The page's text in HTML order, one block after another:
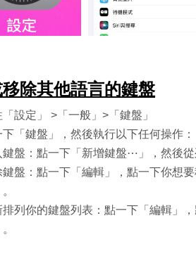
除其他語言的鍵盤
設定」
>「一般」>「鍵盤」
下「鍵盤」，然後執行以下任何操作：
鍵盤：點一下「新增鍵盤⋯」，然後
鍵盤：點一下「編輯」，點一下你想
排列你的鍵盤列表：點一下「編輯」